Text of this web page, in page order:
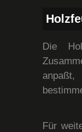
Die
Für